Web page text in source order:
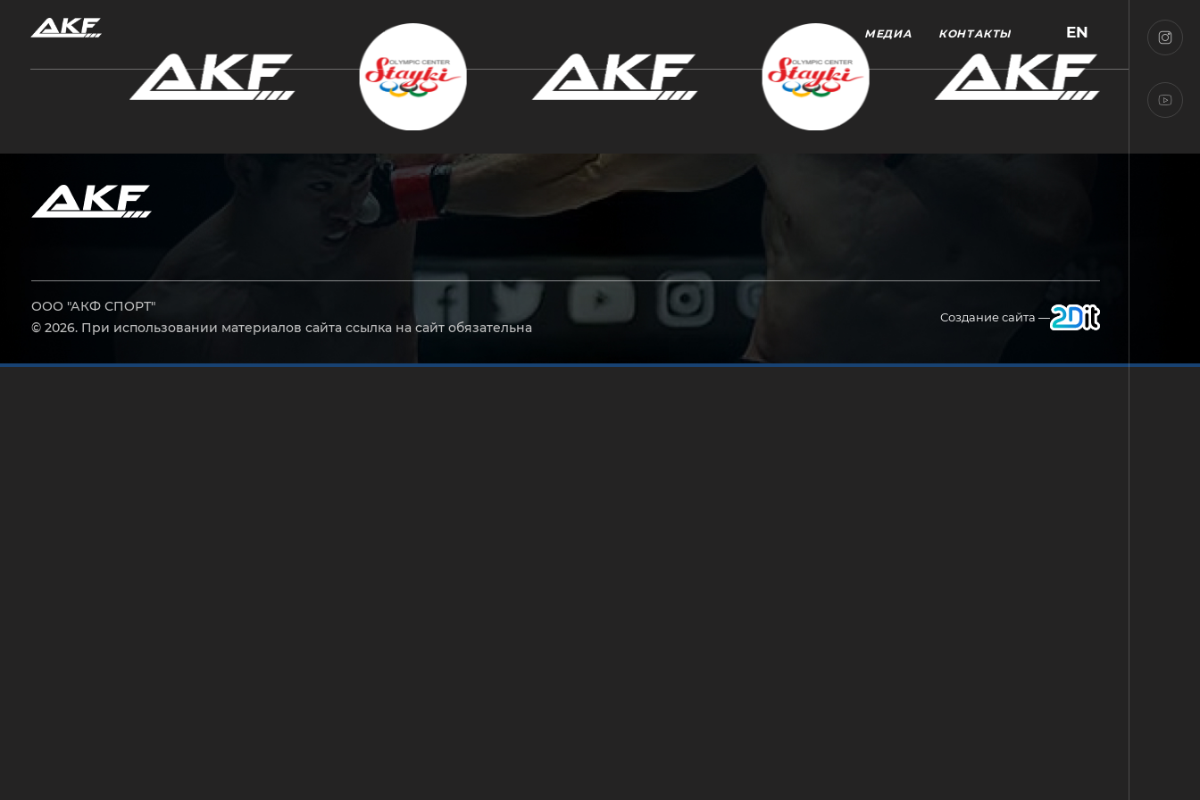
МЕДИА КОНТАКТЫ EN
ООО "АКФ СПОРТ"
© 2026. При использовании материалов сайта ссылка на сайт обязательна
Создание сайта —
Нажмите Enter для поиска или Esc, чтобы закрыть